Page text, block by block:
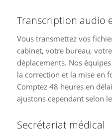
Transcription audio
Vous transmettez vos
cabinet, votre bureau,
déplacements. Nos
la correction et la mise en
Comptez 48 heures en
ajustons cependant selon
Secrétariat médical